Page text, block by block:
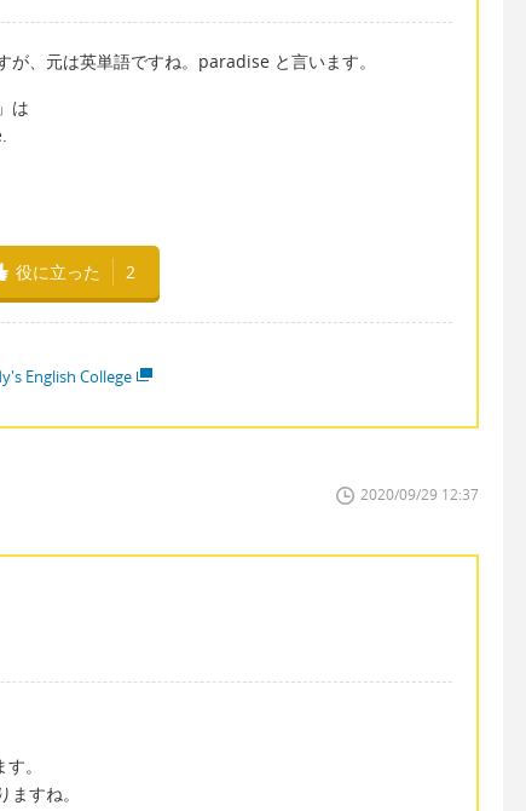
が、元は英単語ですね。paradise と言います。
は
役に立った 2
English College
2020/09/29 12:37
。
すね。